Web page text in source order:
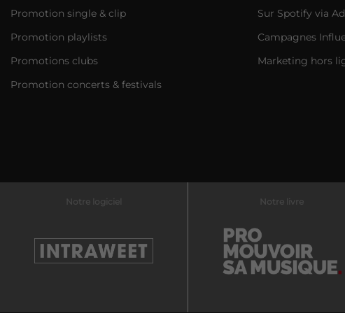
Promotion single & clip
Promotion playlists
Promotions clubs
Promotion concerts & festivals
Sur Spotify via
Campagnes
Marketing hors
Notre logiciel Notre livre